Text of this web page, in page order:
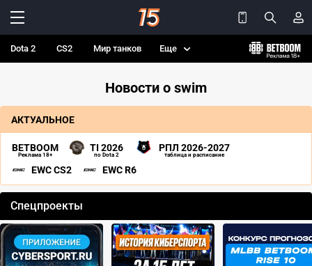
Dota 2 CS2 Мир танков Еще
Новости о swim
АКТУАЛЬНОЕ
BETBOOM
Реклама 18+
TI 2026
по Dota 2
РПЛ 2026-2027
таблица и расписание
EWC CS2 EWC R6
Спецпроекты